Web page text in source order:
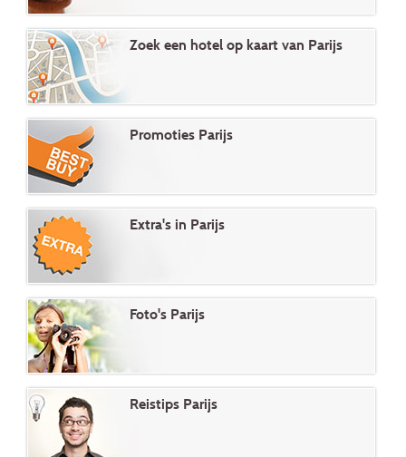
Zoek een hotel op kaart van Parijs
Promoties Parijs
Extra's in Parijs
Foto's Parijs
Reistips Parijs